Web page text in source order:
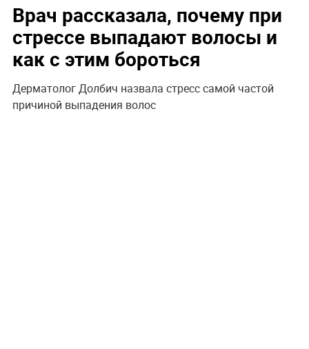
Врач рассказала, почему при
стрессе выпадают волосы и
как с этим бороться
Дерматолог Долбич назвала стресс самой частой
причиной выпадения волос